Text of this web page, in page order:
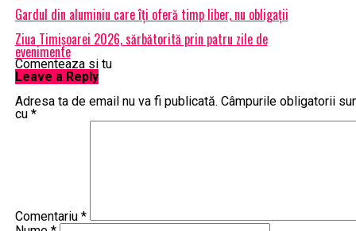
Gardul din aluminiu care îți oferă timp liber, nu obligații
Ziua Timișoarei 2026, sărbătorită prin patru zile de
evenimente
Comenteaza si tu
Leave a Reply
Adresa ta de email nu va fi publicată. Câmpurile obligatorii
cu *
Comentariu *